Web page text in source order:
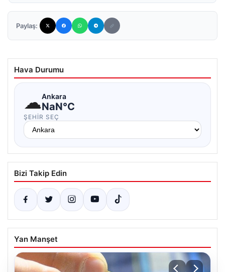
Paylaş:
Hava Durumu
☁Ankara
NaN°C
ŞEHIR SEÇ
Bizi Takip Edin
Yan Manşet